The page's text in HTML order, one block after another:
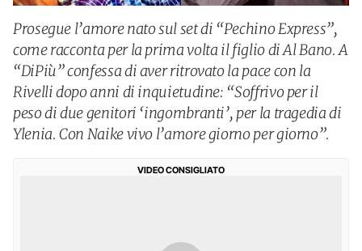
Prosegue l’amore nato sul set di “Pechino Express”,
come racconta per la prima volta il figlio di Al Bano. A
“DiPiù” confessa di aver ritrovato la pace con la
Rivelli dopo anni di inquietudine: “Soffrivo per il
peso di due genitori ‘ingombranti’, per la tragedia di
Ylenia. Con Naike vivo l’amore giorno per giorno”.
VIDEO CONSIGLIATO